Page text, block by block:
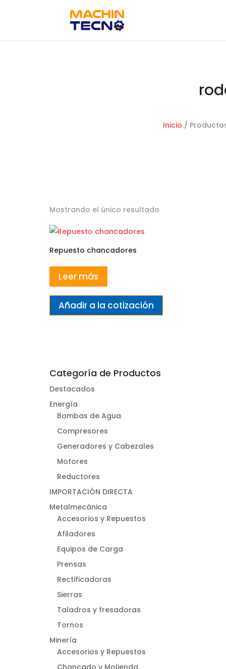
Inicio /
Mostrando el único resultado
Repuesto chancadores
Leer más
Añadir a la cotización
Categoría de Productos
Destacados
Energía
Bombas de Agua
Compresores
Generadores y Cabezales
Motores
Reductores
IMPORTACIÓN DIRECTA
Metalmecánica
Accesorios y Repuestos
Afiladores
Equipos de Carga
Prensas
Rectificadoras
Sierras
Taladros y fresadoras
Tornos
Minería
Accesorios y Repuestos